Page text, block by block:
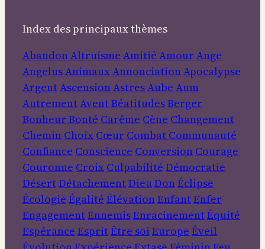
Index des principaux thèmes
AbandonAltruisme Amitié Amour Ange
AngelusAnimauxAnnonciationApocalypse
ArgentAscensionAstresAube Aum
AutrementAventBéatitudesBerger
Bonheur Bonté Carême Cène Changement
Chemin Choix Cœur Combat Communauté
Confiance Conscience Conversion Courage
Couronne Croix Culpabilité Démocratie
DésertDétachementDieuDonÉclipse
Écologie Égalité ÉlévationEnfantEnfer
EngagementEnnemisEnracinementÉquité
Espérance EspritÊtre soi Europe Éveil